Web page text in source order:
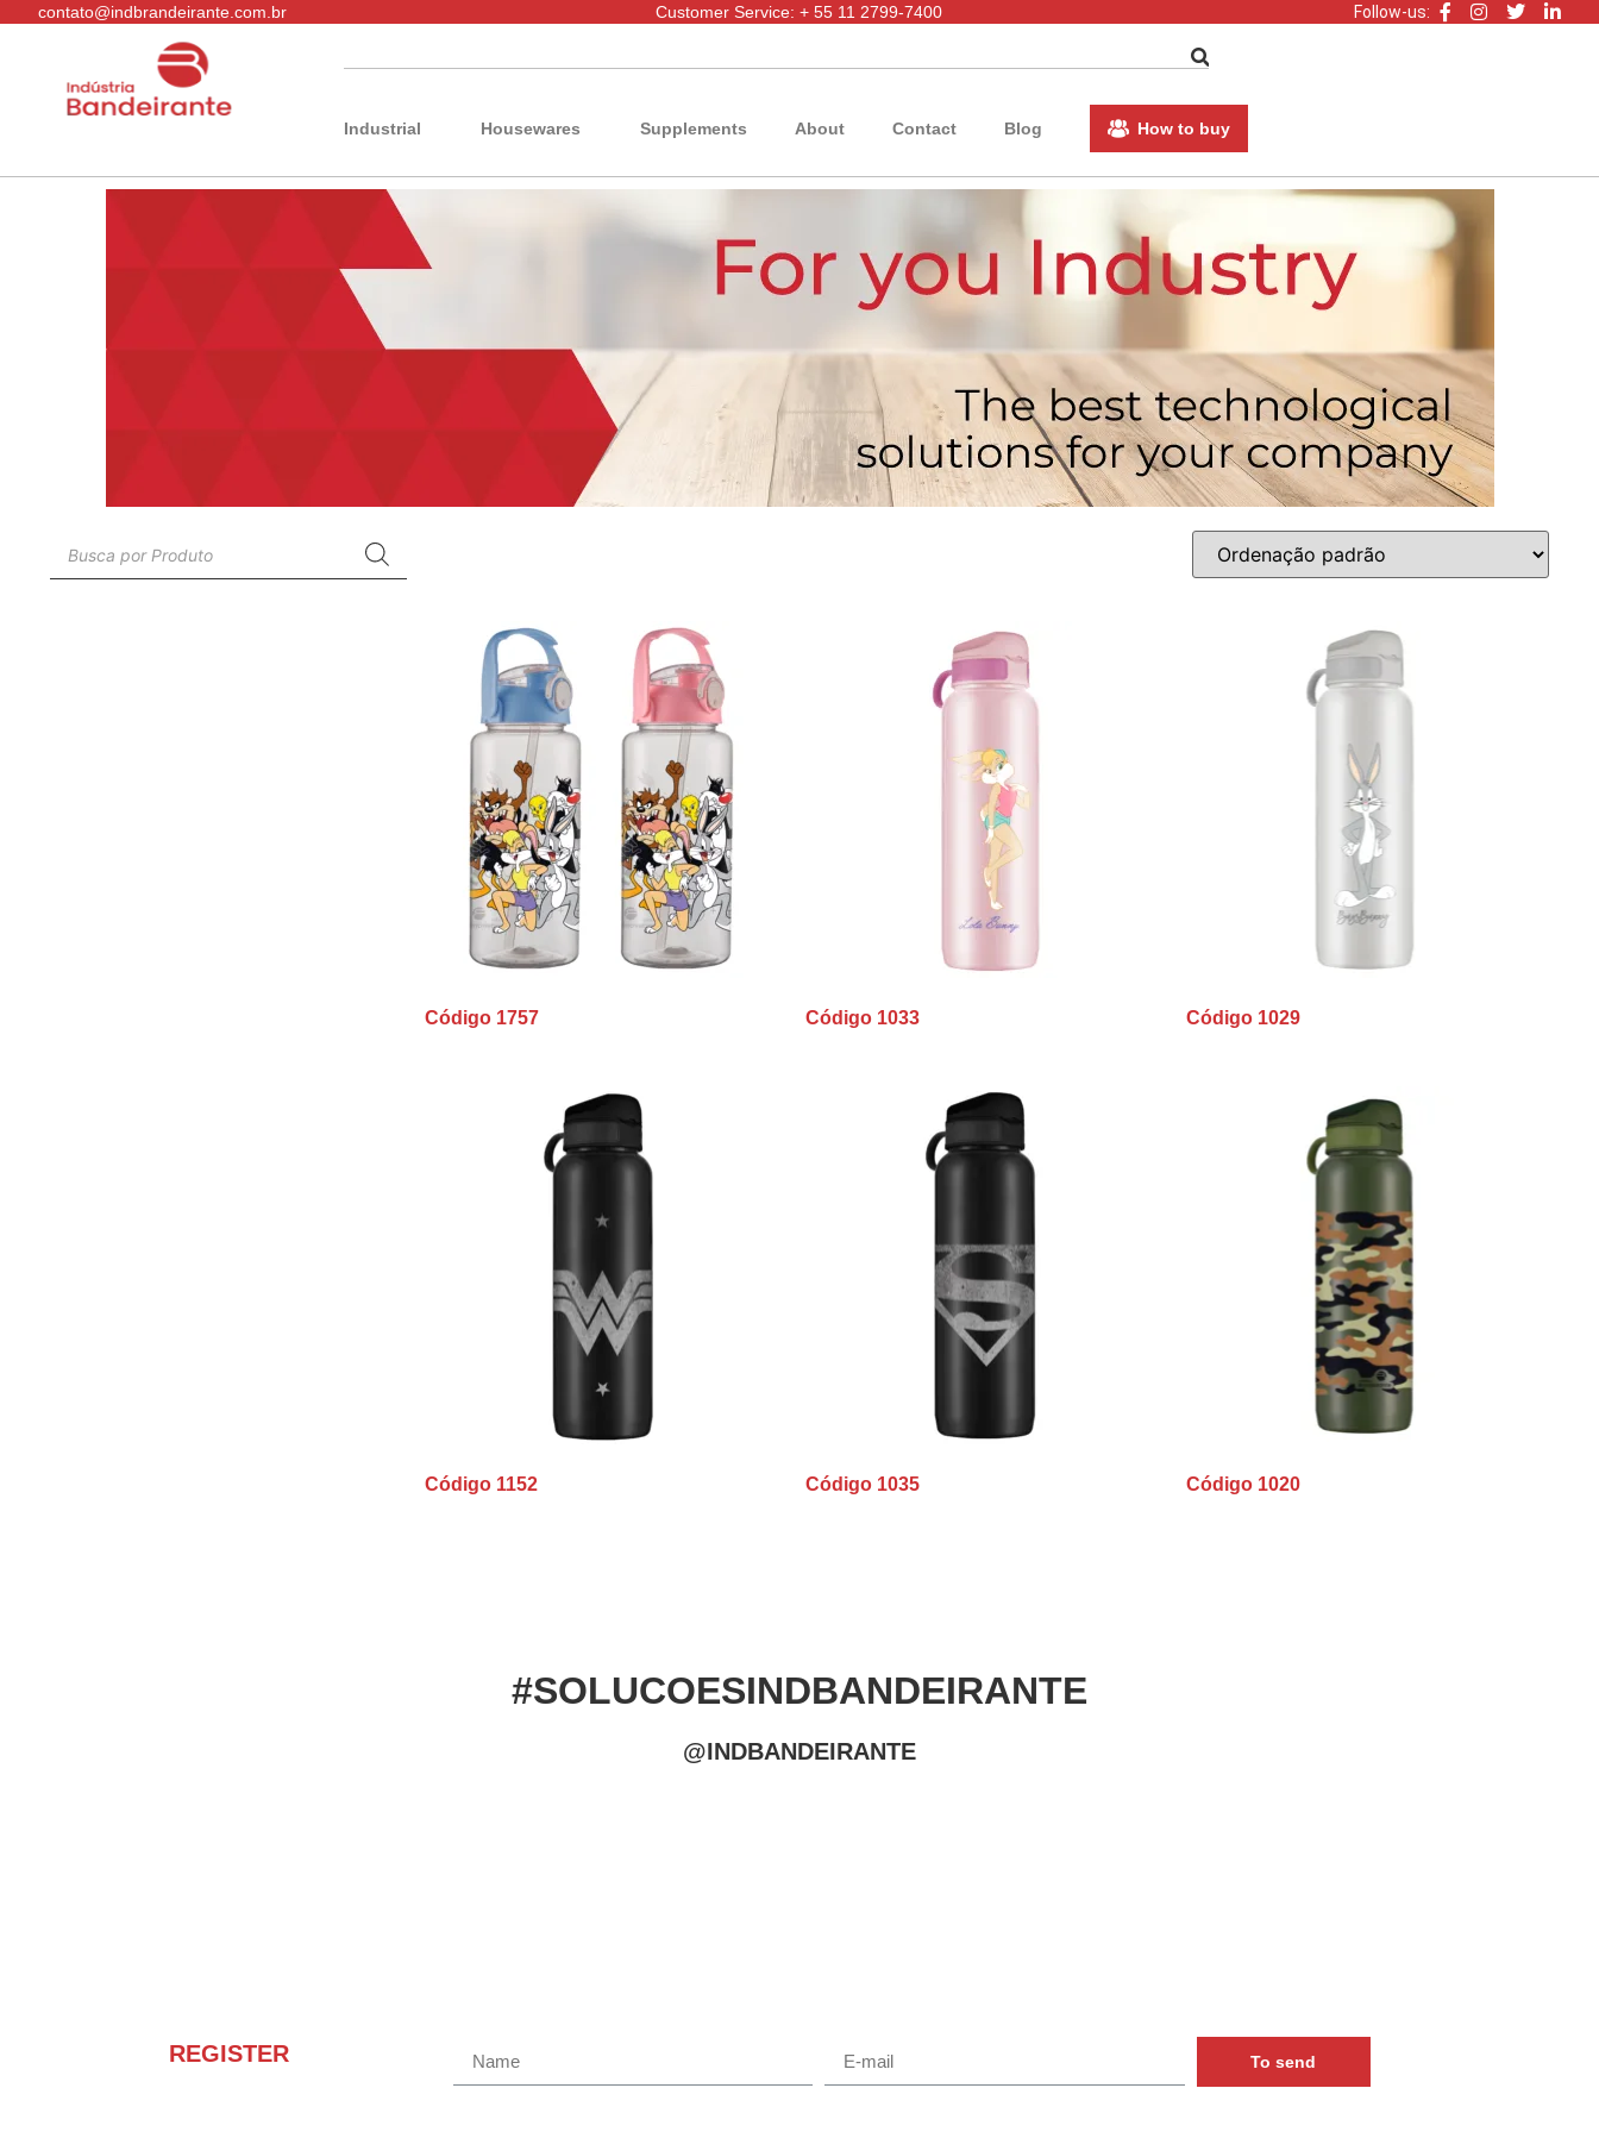
contato@indbrandeirante.com.br Customer Service: + 55 11 2799-7400 Follow-us:
Industrial Housewares Supplements About Contact Blog How to buy
Código 1757 Código 1033 Código 1029
Código 1152 Código 1035 Código 1020
#SOLUCOESINDBANDEIRANTE
@INDBANDEIRANTE
REGISTER To send